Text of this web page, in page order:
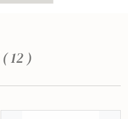
(12 )